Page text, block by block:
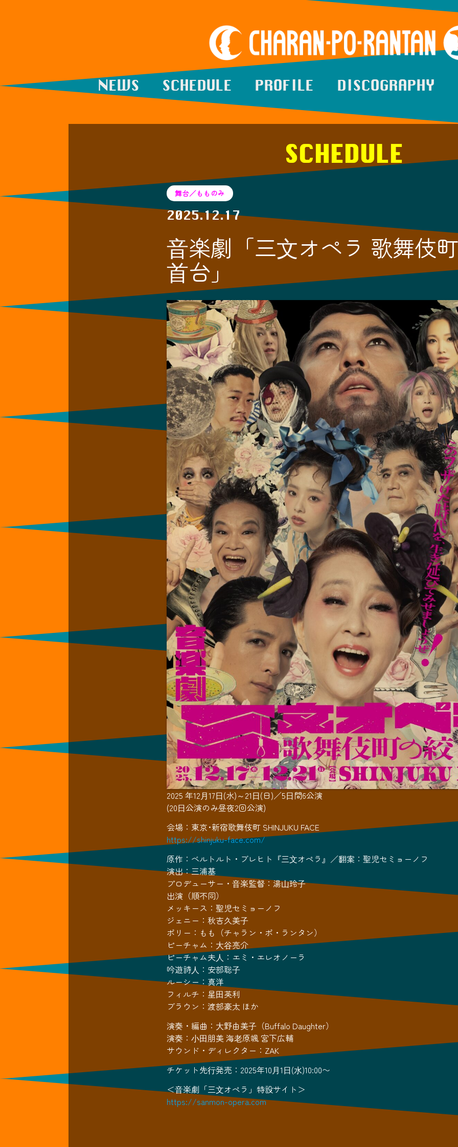
NEWS SCHEDULE PROFILE DISCOGRAPHY
SCHEDULE
舞台／もものみ
2025.12.17
⾳楽劇「三⽂オペラ 歌舞伎
⾸台」
2025 年12⽉17⽇(水)～21⽇(日)／5⽇間6公演
(20⽇公演のみ昼夜2回公演)
会場：東京･新宿歌舞伎町 SHINJUKU FACE
https://shinjuku-face.com/
原作：ベルトルト・ブレヒト『三⽂オペラ』／翻案：聖児セミョーノフ
演出：三浦基
プロデューサー・⾳楽監督：湯⼭玲⼦
出演（順不同）
メッキース：聖児セミョーノフ
ジェニー：秋吉久美⼦
ポリー：もも（チャラン・ポ・ランタン）
ピーチャム：⼤⾕亮介
ピーチャム夫⼈：エミ・エレオノーラ
吟遊詩⼈：安部聡⼦
ルーシー：真洋
フィルチ：星⽥英利
ブラウン：渡部豪太 ほか
演奏・編曲：⼤野由美⼦（Buffalo Daughter）
演奏：⼩⽥朋美 海⽼原颯 宮下広輔
サウンド・ディレクター：ZAK
チケット先⾏発売：2025年10⽉1⽇(⽔)10:00〜
＜⾳楽劇「三⽂オペラ」特設サイト＞
https://sanmon-opera.com